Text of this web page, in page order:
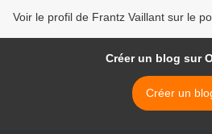
Voir le profil de Frantz Vaillant sur le
Créer un blog sur
Créer un